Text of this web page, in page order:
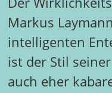
Markus
intelligenten
ist der Stil
auch eher